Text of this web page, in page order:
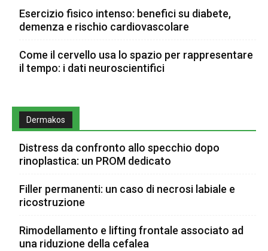
Esercizio fisico intenso: benefici su diabete,
demenza e rischio cardiovascolare
Come il cervello usa lo spazio per rappresentare
il tempo: i dati neuroscientifici
Dermakos
Distress da confronto allo specchio dopo
rinoplastica: un PROM dedicato
Filler permanenti: un caso di necrosi labiale e
ricostruzione
Rimodellamento e lifting frontale associato ad
una riduzione della cefalea